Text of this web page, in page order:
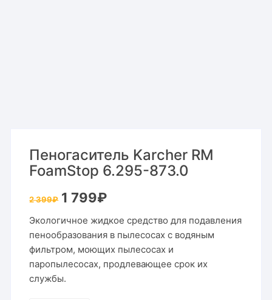
Пеногаситель Karcher RM
FoamStop 6.295-873.0
2 399₽ Первоначальная
цена
2
399₽.
1 799₽Текущая
799₽.
Экологичное жидкое средство для подавления
пенообразования в пылесосах с водяным
фильтром, моющих пылесосах и
паропылесосах, продлевающее срок их
службы.